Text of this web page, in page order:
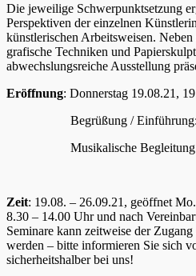
Die jeweilige Schwerpunktsetzung
Perspektiven der einzelnen
künstlerischen Arbeitsweisen.
grafische Techniken und
abwechslungsreiche Ausstellung
Eröffnung: Donnerstag 19.08.21,
Begrüßung /
Musikalische
Zeit: 19.08. – 26.09.21, geöffnet
8.30 – 14.00 Uhr und nach
Seminare kann zeitweise der
werden – bitte informieren Sie sich
sicherheitshalber bei uns!